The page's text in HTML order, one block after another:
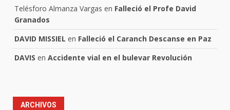
Telésforo Almanza Vargas en Falleció el Profe David
Granados
DAVID MISSIEL en Falleció el Caranch Descanse en Paz
DAVIS en Accidente vial en el bulevar Revolución
ARCHIVOS